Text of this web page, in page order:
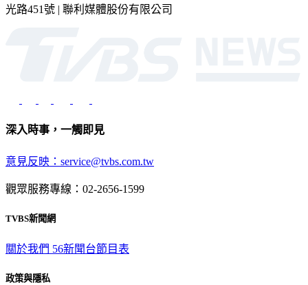
光路451號 | 聯利媒體股份有限公司
深入時事，一觸即見
意見反映：service@tvbs.com.tw
觀眾服務專線：02-2656-1599
TVBS新聞網
關於我們 56新聞台節目表
政策與隱私